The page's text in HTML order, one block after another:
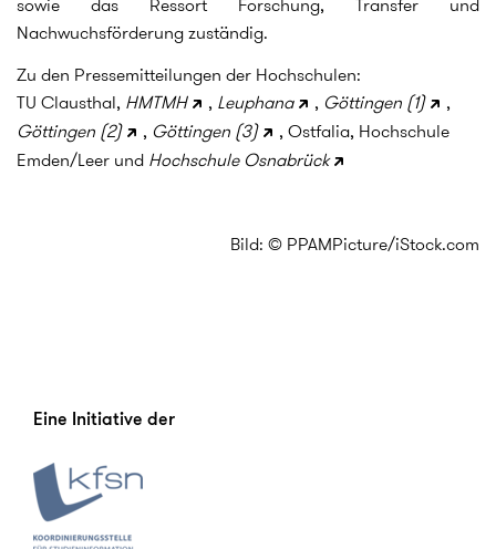
Nachwuchsförderung zuständig.
Zu den Pressemitteilungen der Hochschulen:
TU Clausthal, HMTMH , Leuphana , Göttingen (1)
,
Göttingen (2)
, Göttingen (3)
, Ostfalia, Hochschule
Emden/Leer und Hochschule Osnabrück
Bild: © PPAMPicture/iStock.com
Eine Initiative der